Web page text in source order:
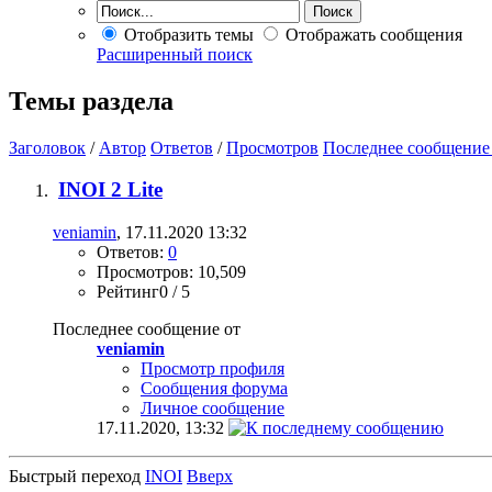
Отобразить темы
Отображать сообщения
Расширенный поиск
Темы раздела
Заголовок / Автор Ответов /Просмотров Последнее сообщение
INOI 2 Lite
veniamin, 17.11.2020 13:32
Ответов: 0
Просмотров: 10,509
Рейтинг0 / 5
Последнее сообщение от
veniamin
Просмотр профиля
Сообщения форума
Личное сообщение
17.11.2020, 13:32
Быстрый переход INOI Вверх